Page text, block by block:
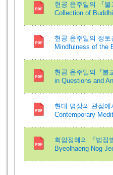
현공 윤주일의 『
Collection of
현공 윤주일의 정
Mindfulness of the
현공 윤주일의『불
in Questions and
현대 명상의 관점
Contemporary
회암정혜의 『법집
Byeolhaeng Nog